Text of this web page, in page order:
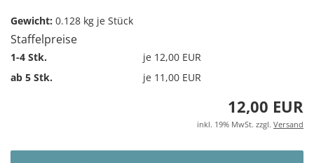
Gewicht: 0.128 kg je Stück
Staffelpreise
1-4 Stk.
je 12,00 EUR
ab 5 Stk.
je 11,00 EUR
12,00 EUR
inkl. 19% MwSt. zzgl. Versand